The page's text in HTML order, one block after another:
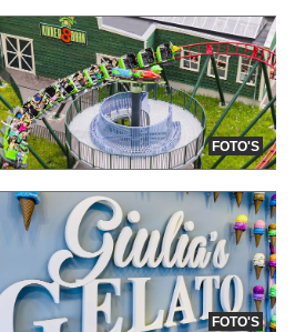
FOTO'S
FOTO'S